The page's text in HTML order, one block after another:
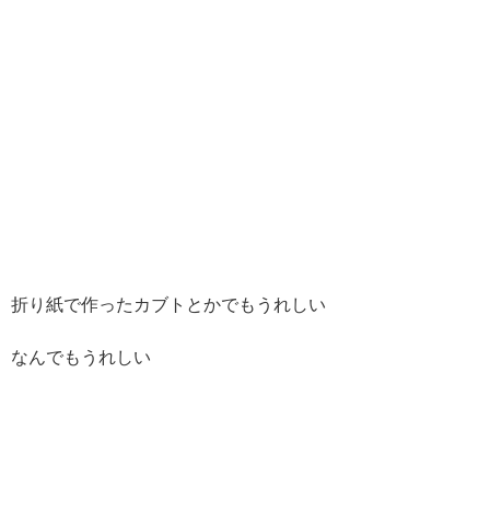
折り紙で作ったカブトとかでもうれしい
なんでもうれしい